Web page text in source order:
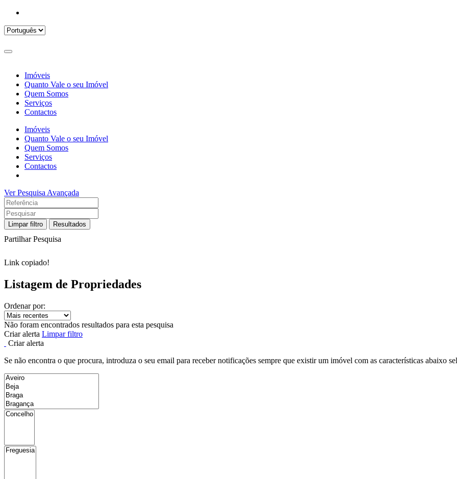
Imóveis
Quanto Vale o seu Imóvel
Quem Somos
Serviços
Contactos
Imóveis
Quanto Vale o seu Imóvel
Quem Somos
Serviços
Contactos
Ver Pesquisa Avançada
Limpar filtro Resultados
Partilhar Pesquisa
Link copiado!
Listagem de Propriedades
Ordenar por:
Não foram encontrados resultados para esta pesquisa
Criar alerta Limpar filtro
Criar alerta
Se não encontra o que procura, introduza o seu email para receber notificações sempre que existir um imóvel com as características abaixo